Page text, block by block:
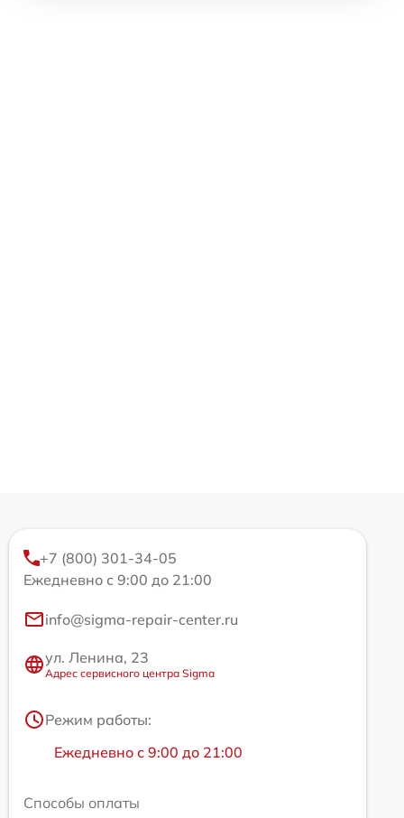
+7 (800) 301-34-05
Ежедневно с 9:00 до 21:00
info@sigma-repair-center.ru
ул. Ленина, 23
Адрес сервисного центра Sigma
Режим работы:
Ежедневно с 9:00 до 21:00
Способы оплаты